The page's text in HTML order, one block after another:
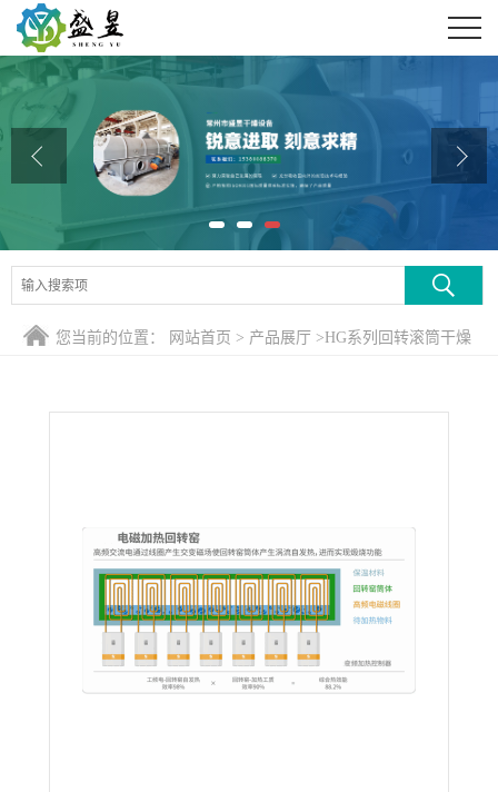
公司首页
公司介绍
公司动态
产品展厅
证书荣誉
联系方式
您当前的位置： 网站首页 > 产品展厅 >HG系列回转滚筒干燥